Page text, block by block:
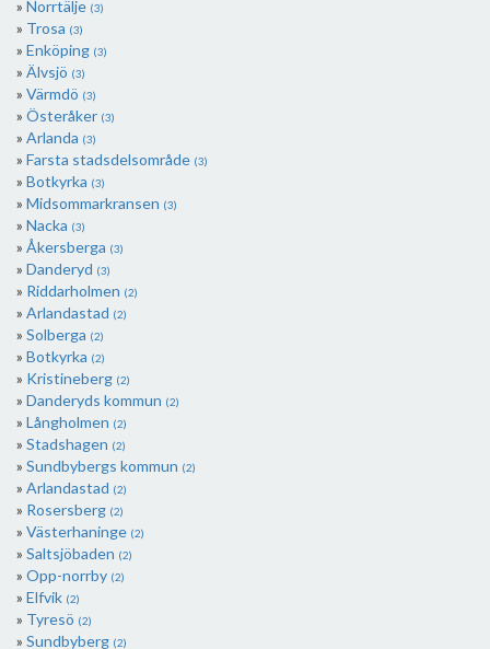
Norrtälje (3)
Trosa (3)
Enköping (3)
Älvsjö (3)
Värmdö (3)
Österåker (3)
Arlanda (3)
Farsta stadsdelsområde (3)
Botkyrka (3)
Midsommarkransen (3)
Nacka (3)
Åkersberga (3)
Danderyd (3)
Riddarholmen (2)
Arlandastad (2)
Solberga (2)
Botkyrka (2)
Kristineberg (2)
Danderyds kommun (2)
Långholmen (2)
Stadshagen (2)
Sundbybergs kommun (2)
Arlandastad (2)
Rosersberg (2)
Västerhaninge (2)
Saltsjöbaden (2)
Opp-norrby (2)
Elfvik (2)
Tyresö (2)
Sundbyberg (2)